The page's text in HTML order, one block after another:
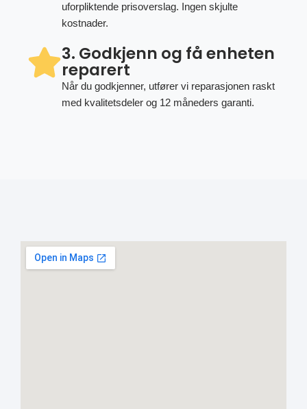
uforpliktende prisoverslag. Ingen skjulte
kostnader.
3. Godkjenn og få enheten
reparert
Når du godkjenner, utfører vi reparasjonen raskt
med kvalitetsdeler og 12 måneders garanti.